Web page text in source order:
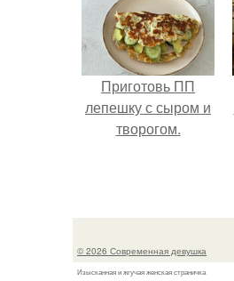
Приготовь ПП
лепешку с сыром и
творогом.
© 2026 Современная девушка
Изысканная и жгучая женская страничка